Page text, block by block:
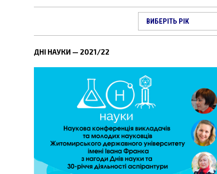
ДНІ НАУКИ — 2021/22